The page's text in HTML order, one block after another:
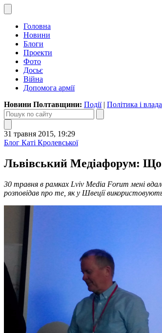
Головна
Новини
Блоги
Проекти
Фото
Досьє
Війна
Допомога армії
Новини Полтавщини: Події| Політика і влада
31 травня 2015, 19:29
Блог Каті Кролевської
Львівський Медіафорум:
30 травня в рамках Lviv Media Forum мені
розповідав про те, як у Швеції